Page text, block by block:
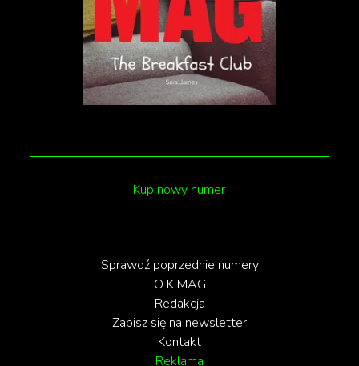
Kup nowy numer
Sprawdź poprzednie numery
O K MAG
Redakcja
Zapisz się na newsletter
Kontakt
Reklama